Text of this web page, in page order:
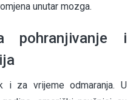
unutar mozga.
pohranjivanje i
i za vrijeme odmaranja. U